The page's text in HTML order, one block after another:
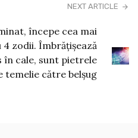
NEXT ARTICLE
începe cea mai
zodii. Îmbrățișează
cale, sunt pietrele
temelie către belșug